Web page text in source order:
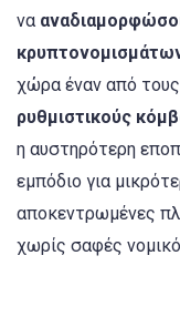
να
χώρα έναν από
ρυθμιστικούς
η αυστηρότερη
εμπόδιο για
αποκεντρωμένες
χωρίς σαφές